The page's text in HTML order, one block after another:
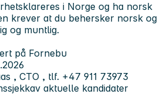
i Norge og ha norsk
krever at du behersker norsk og
og muntlig.
på Fornebu
, CTO , tlf. +47 911 73973
av aktuelle kandidater